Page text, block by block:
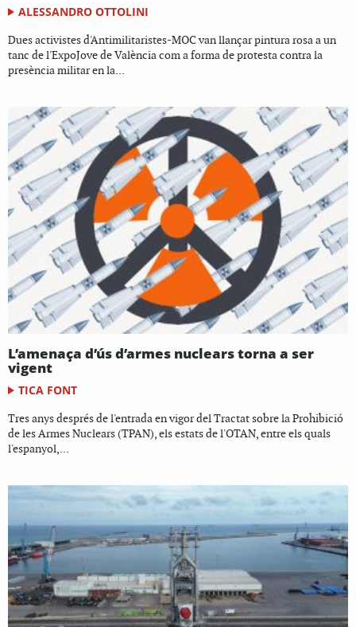
ALESSANDRO OTTOLINI
Dues activistes d'Antimilitaristes-MOC van llançar pintura rosa a un
tanc de l'ExpoJove de València com a forma de protesta contra la
presència militar en la...
L’amenaça d’ús d’armes nuclears torna a ser
vigent
TICA FONT
Tres anys després de l'entrada en vigor del Tractat sobre la Prohibició
de les Armes Nuclears (TPAN), els estats de l'OTAN, entre els quals
l'espanyol,...